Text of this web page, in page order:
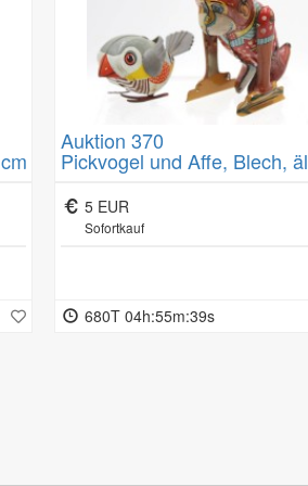
Kundeninformationen.
Auktion 370
Pickvogel und Affe, Blech,
Schlüsselwerk bei Affe läuft,
mit Gebrauchsspuren, ca. H-
11cm
5 EUR
Sofortkauf
680T 04h:55m:38s